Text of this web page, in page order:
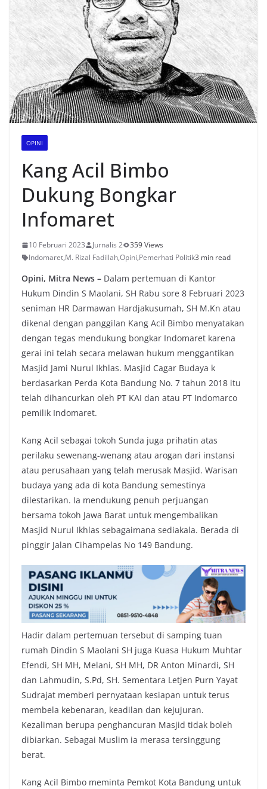
OPINI
Kang Acil Bimbo
Dukung Bongkar
Infomaret
10 Februari 2023 Jurnalis 2
359 Views
Indomaret,M. Rizal Fadillah,Opini,Pemerhati Politik3 min read
Opini, Mitra News – Dalam pertemuan di Kantor
Hukum Dindin S Maolani, SH Rabu sore 8 Februari 2023
seniman HR Darmawan Hardjakusumah, SH M.Kn atau
dikenal dengan panggilan Kang Acil Bimbo menyatakan
dengan tegas mendukung bongkar Indomaret karena
gerai ini telah secara melawan hukum menggantikan
Masjid Jami Nurul Ikhlas. Masjid Cagar Budaya k
berdasarkan Perda Kota Bandung No. 7 tahun 2018 itu
telah dihancurkan oleh PT KAI dan atau PT Indomarco
pemilik Indomaret.
Kang Acil sebagai tokoh Sunda juga prihatin atas
perilaku sewenang-wenang atau arogan dari instansi
atau perusahaan yang telah merusak Masjid. Warisan
budaya yang ada di kota Bandung semestinya
dilestarikan. Ia mendukung penuh perjuangan
bersama tokoh Jawa Barat untuk mengembalikan
Masjid Nurul Ikhlas sebagaimana sediakala. Berada di
pinggir Jalan Cihampelas No 149 Bandung.
Hadir dalam pertemuan tersebut di samping tuan
rumah Dindin S Maolani SH juga Kuasa Hukum Muhtar
Efendi, SH MH, Melani, SH MH, DR Anton Minardi, SH
dan Lahmudin, S.Pd, SH. Sementara Letjen Purn Yayat
Sudrajat memberi pernyataan kesiapan untuk terus
membela kebenaran, keadilan dan kejujuran.
Kezaliman berupa penghancuran Masjid tidak boleh
dibiarkan. Sebagai Muslim ia merasa tersinggung
berat.
Kang Acil Bimbo meminta Pemkot Kota Bandung untuk